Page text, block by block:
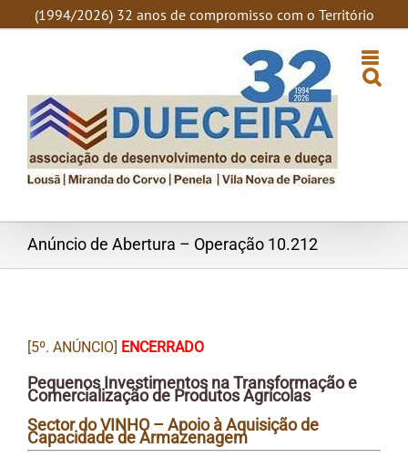
(1994/2026) 32 anos de compromisso com o Território
Anúncio de Abertura – Operação 10.212
[5º. ANÚNCIO] ENCERRADO
Pequenos Investimentos na Transformação e
Comercialização de Produtos Agrícolas
Sector do VINHO – Apoio à Aquisição de
Capacidade de Armazenagem